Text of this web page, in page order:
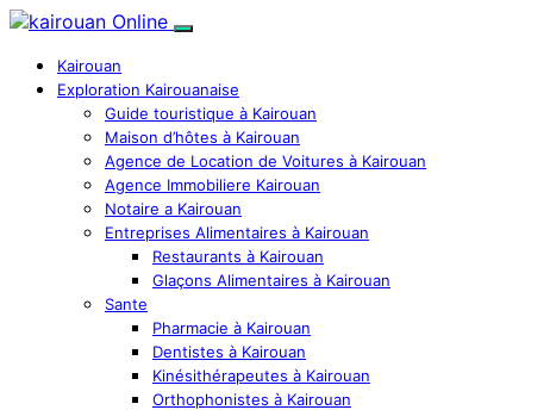
Kairouan
Exploration Kairouanaise
Guide touristique à Kairouan
Maison d’hôtes à Kairouan
Agence de Location de Voitures à Kairouan
Agence Immobiliere Kairouan
Notaire a Kairouan
Entreprises Alimentaires à Kairouan
Restaurants à Kairouan
Glaçons Alimentaires à Kairouan
Sante
Pharmacie à Kairouan
Dentistes à Kairouan
Kinésithérapeutes à Kairouan
Orthophonistes à Kairouan